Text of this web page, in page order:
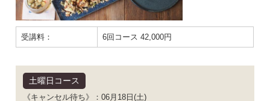
受講料： 6回コース 42,000円
土曜日コース
《キャンセル待ち》：06月18日(土)